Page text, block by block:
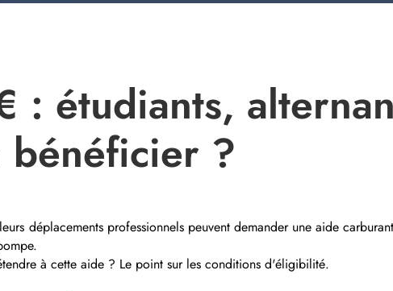
: étudiants,
bénéficier ?
déplacements professionnels peuvent demander une aide
à cette aide ? Le point sur les conditions d'éligibilité.